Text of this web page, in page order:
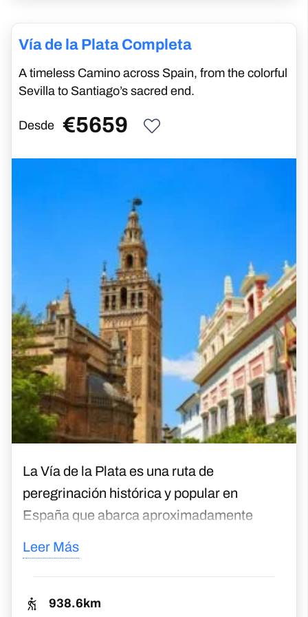
Vía de la Plata Completa
A timeless Camino across Spain, from the colorful
Sevilla to Santiago’s sacred end.
Desde €5659
La Vía de la Plata es una ruta de
peregrinación histórica y popular en
España que abarca aproximadamente
conocida como la Ruta de la Plata o el
Camino Mozárabe. La ruta comienza en la
ciudad sureña de Sevilla y termina en
Leer Más
938.6km